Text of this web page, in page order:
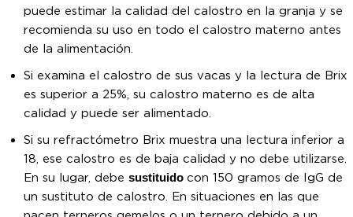
puede estimar la calidad del calostro en la granja y se
recomienda su uso en todo el calostro materno antes
de la alimentación.
Si examina el calostro de sus vacas y la lectura de Brix
es superior a 25%, su calostro materno es de alta
calidad y puede ser alimentado.
Si su refractómetro Brix muestra una lectura inferior a
18, ese calostro es de baja calidad y no debe utilizarse.
En su lugar, debe sustituido con 150 gramos de IgG de
un sustituto de calostro. En situaciones en las que